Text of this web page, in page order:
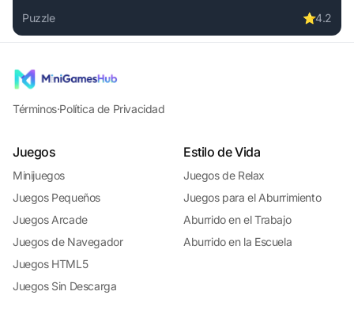
Puzzle ⭐4.2
Play Thief Puzzle online free. puzzle game, no download
Términos·Política de Privacidad
Juegos
Minijuegos
Juegos Pequeños
Juegos Arcade
Juegos de Navegador
Juegos HTML5
Juegos Sin Descarga
Estilo de Vida
Juegos de Relax
Juegos para el Aburrimiento
Aburrido en el Trabajo
Aburrido en la Escuela